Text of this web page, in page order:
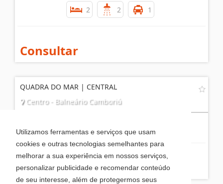
Utilizamos ferramentas e serviços que usam
cookies e outras tecnologias semelhantes para
melhorar a sua experiência em nossos serviços,
personalizar publicidade e recomendar conteúdo
de seu interesse, além de protegermos seus
2 2 1
Consultar
QUADRA DO MAR | CENTRAL
Centro - Balneário Camboriú
R$ 1.400.000,00